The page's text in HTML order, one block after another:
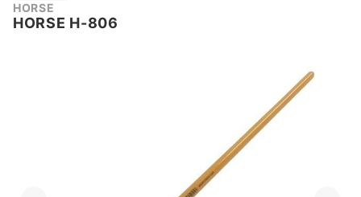
HORSE
HORSE H-806